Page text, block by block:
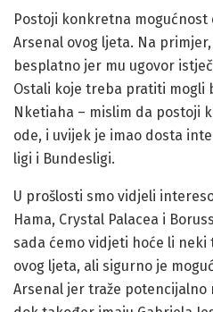
Postoji konkretna
Arsenal ovog ljeta. Na
besplatno jer mu ugovor
Ostali koje treba pratiti mogli
Nketiaha – mislim da postoji
ode, i uvijek je imao dosta
ligi i Bundesligi.
U prošlosti smo vidjeli
Hama, Crystal Palacea i
sada ćemo vidjeti hoće li
ovog ljeta, ali sigurno je
Arsenal jer traže potencijalno